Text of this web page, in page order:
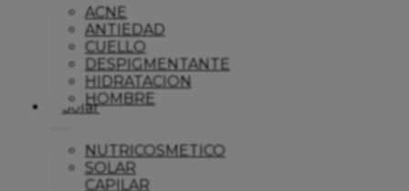
ACNE
ANTIEDAD
CUELLO
DESPIGMENTANTE
HIDRATACION
HOMBRE
Solar
NUTRICOSMETICO
SOLAR
CAPILAR